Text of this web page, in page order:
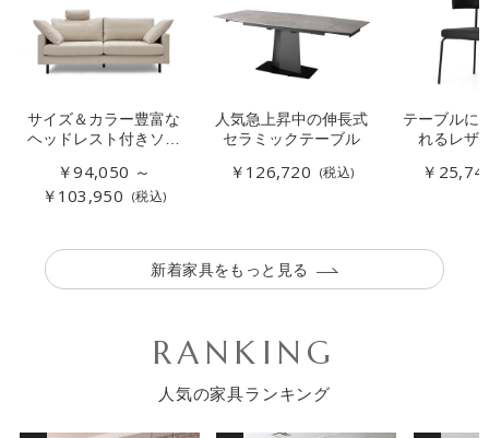
サイズ＆カラー豊富な
ヘッドレスト付きソフ
￥94,050 ～
￥103,950 (税込)
人気急上昇中の伸長式
セラミックテーブル
￥126,720 (税込)
テーブルに
れるレザ
￥
新着家具をもっと見る
RANKING
人気の家具ランキング